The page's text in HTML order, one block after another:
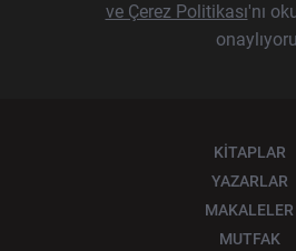
ve Çerez Politikası'nı
KİTAPLAR
YAZARLAR
MAKALELER
MUTFAK